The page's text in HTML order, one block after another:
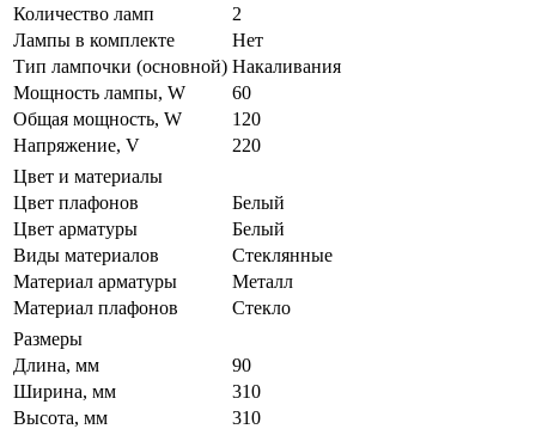
Количество ламп
2
Лампы в комплекте
Нет
Тип лампочки (основной) Накаливания
Мощность лампы, W
60
Общая мощность, W
120
Напряжение, V
220
Цвет и материалы
Цвет плафонов
Белый
Цвет арматуры
Белый
Виды материалов
Стеклянные
Материал арматуры
Металл
Материал плафонов
Стекло
Размеры
Длина, мм
90
Ширина, мм
310
Высота, мм
310